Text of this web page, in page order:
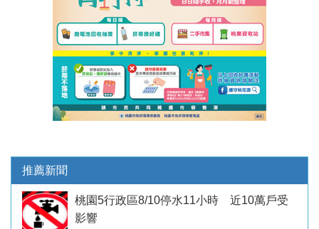
推薦新聞
桃園5行政區8/10停水11小時 近10萬戶受
影響